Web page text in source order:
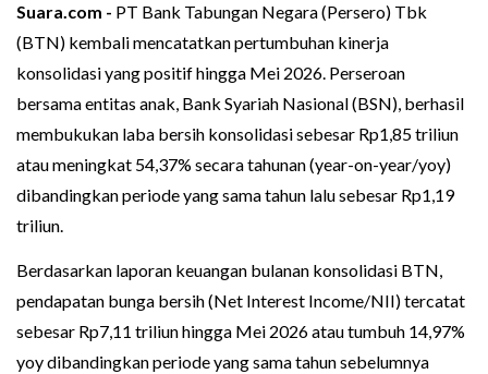
Suara.com - PT Bank Tabungan Negara (Persero) Tbk
(BTN) kembali mencatatkan pertumbuhan kinerja
konsolidasi yang positif hingga Mei 2026. Perseroan
bersama entitas anak, Bank Syariah Nasional (BSN), berhasil
membukukan laba bersih konsolidasi sebesar Rp1,85 triliun
atau meningkat 54,37% secara tahunan (year-on-year/yoy)
dibandingkan periode yang sama tahun lalu sebesar Rp1,19
triliun.
Berdasarkan laporan keuangan bulanan konsolidasi BTN,
pendapatan bunga bersih (Net Interest Income/NII) tercatat
sebesar Rp7,11 triliun hingga Mei 2026 atau tumbuh 14,97%
yoy dibandingkan periode yang sama tahun sebelumnya